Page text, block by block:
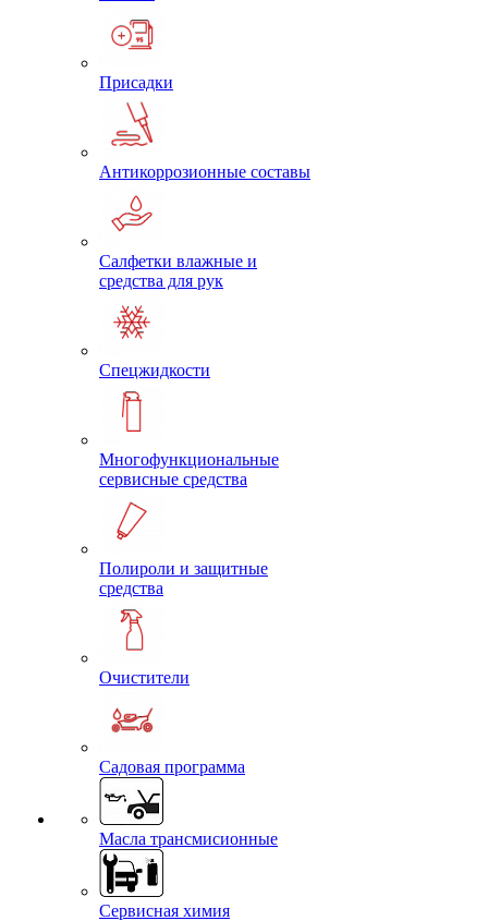
Присадки
Антикоррозионные составы
Салфетки влажные и
средства для рук
Спецжидкости
Многофункциональные
сервисные средства
Полироли и защитные
средства
Очистители
Садовая программа
Масла трансмисионные
Сервисная химия